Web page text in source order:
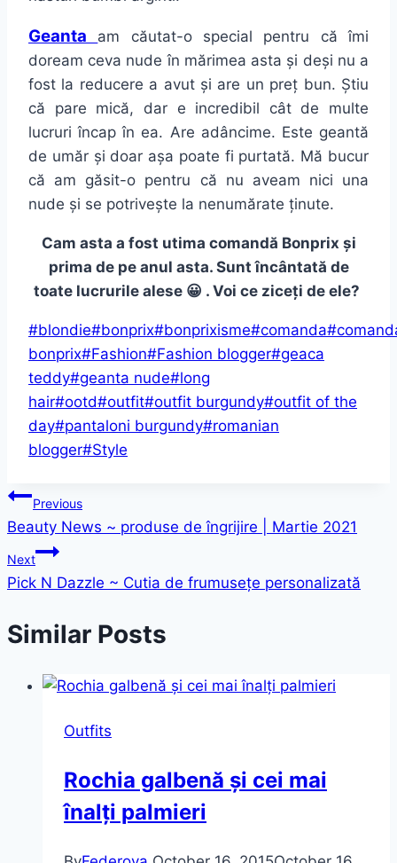
Geanta
am căutat-o special pentru că îmi
doream ceva nude în mărimea asta și deși nu a
fost la reducere a avut și are un preț bun. Știu
că pare mică, dar e incredibil cât de multe
lucruri încap în ea. Are adâncime. Este geantă
de umăr și doar așa poate fi purtată. Mă bucur
că am găsit-o pentru că nu aveam nici una
nude și se potrivește la nenumărate ținute.
Cam asta a fost utima comandă Bonprix și
prima de pe anul asta. Sunt încântată de
toate lucrurile alese 😀 . Voi ce ziceți de ele?
Post
Tags:
#blondie#bonprix#bonprixisme#comanda#
bonprix#Fashion#Fashion blogger#geaca
teddy#geanta nude#long
hair#ootd#outfit#outfit burgundy#outfit of the
day#pantaloni burgundy#romanian
blogger#Style
Post
navigation
Previous
Beauty News ~ produse de îngrijire | Martie 2021
Next
Pick N Dazzle ~ Cutia de frumusețe personalizată
Similar Posts
Outfits
Rochia galbenă și cei mai
înalți palmieri